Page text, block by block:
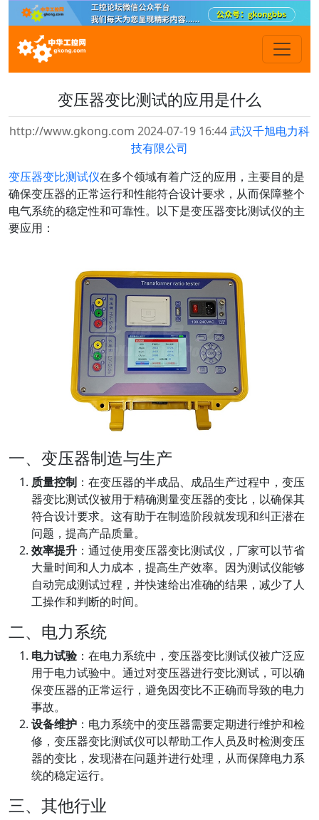
变压器变比测试的应用是什么
http://www.gkong.com 2024-07-19 16:44武汉千旭电力科
技有限公司
变压器变比测试仪在多个领域有着广泛的应用，主要目的是
确保变压器的正常运行和性能符合设计要求，从而保障整个
电气系统的稳定性和可靠性。以下是变压器变比测试仪的主
要应用：
一、变压器制造与生产
质量控制 ：在变压器的半成品、成品生产过程中，变压
器变比测试仪被用于精确测量变压器的变比，以确保其
符合设计要求。这有助于在制造阶段就发现和纠正潜在
问题，提高产品质量。
效率提升 ：通过使用变压器变比测试仪，厂家可以节省
大量时间和人力成本，提高生产效率。因为测试仪能够
自动完成测试过程，并快速给出准确的结果，减少了人
工操作和判断的时间。
二、电力系统
电力试验：在电力系统中，变压器变比测试仪被广泛应
用于电力试验中。通过对变压器进行变比测试，可以确
保变压器的正常运行，避免因变比不正确而导致的电力
事故。
设备维护 ：电力系统中的变压器需要定期进行维护和检
修，变压器变比测试仪可以帮助工作人员及时检测变压
器的变比，发现潜在问题并进行处理，从而保障电力系
统的稳定运行。
三、其他行业